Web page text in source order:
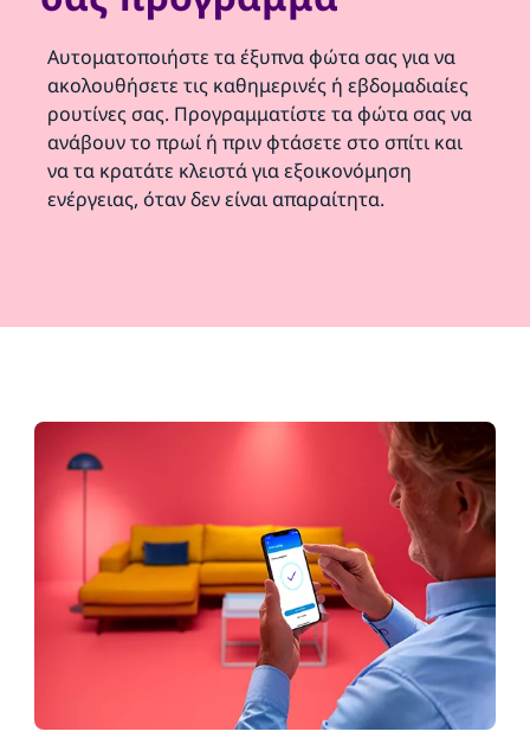
Αυτοματοποιήστε τα έξυπνα φώτα σας για να
ακολουθήσετε τις καθημερινές ή εβδομαδιαίες
ρουτίνες σας. Προγραμματίστε τα φώτα σας να
ανάβουν το πρωί ή πριν φτάσετε στο σπίτι και
να τα κρατάτε κλειστά για εξοικονόμηση
ενέργειας, όταν δεν είναι απαραίτητα.